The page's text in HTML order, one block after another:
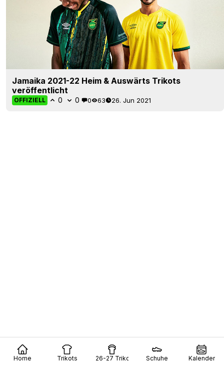
Home Trikots 26-27 Trikots Schuhe Kalender
Jamaika 2021-22 Heim & Auswärts Trikots
veröffentlicht
OFFIZIELL 0 0 0 63 26. Jun 2021